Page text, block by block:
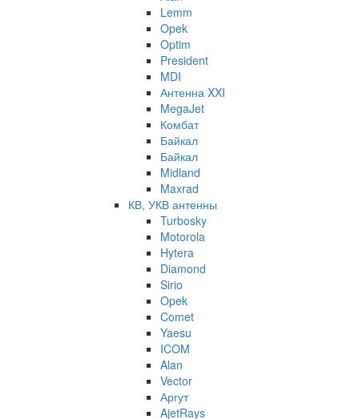
Lemm
Opek
Optim
President
MDI
Антенна XXI
MegaJet
Комбат
Байкал
Байкал
Midland
Maxrad
КВ, УКВ антенны
Turbosky
Motorola
Hytera
Diamond
Sirio
Opek
Comet
Yaesu
ICOM
Alan
Vector
Аргут
AjetRays